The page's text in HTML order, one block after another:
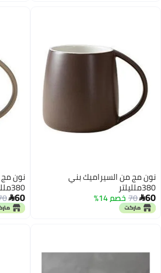
نون مج من السيراميك بني
380ملليلتر
60
70 خصم 14%
نون
380ملليلتر
60